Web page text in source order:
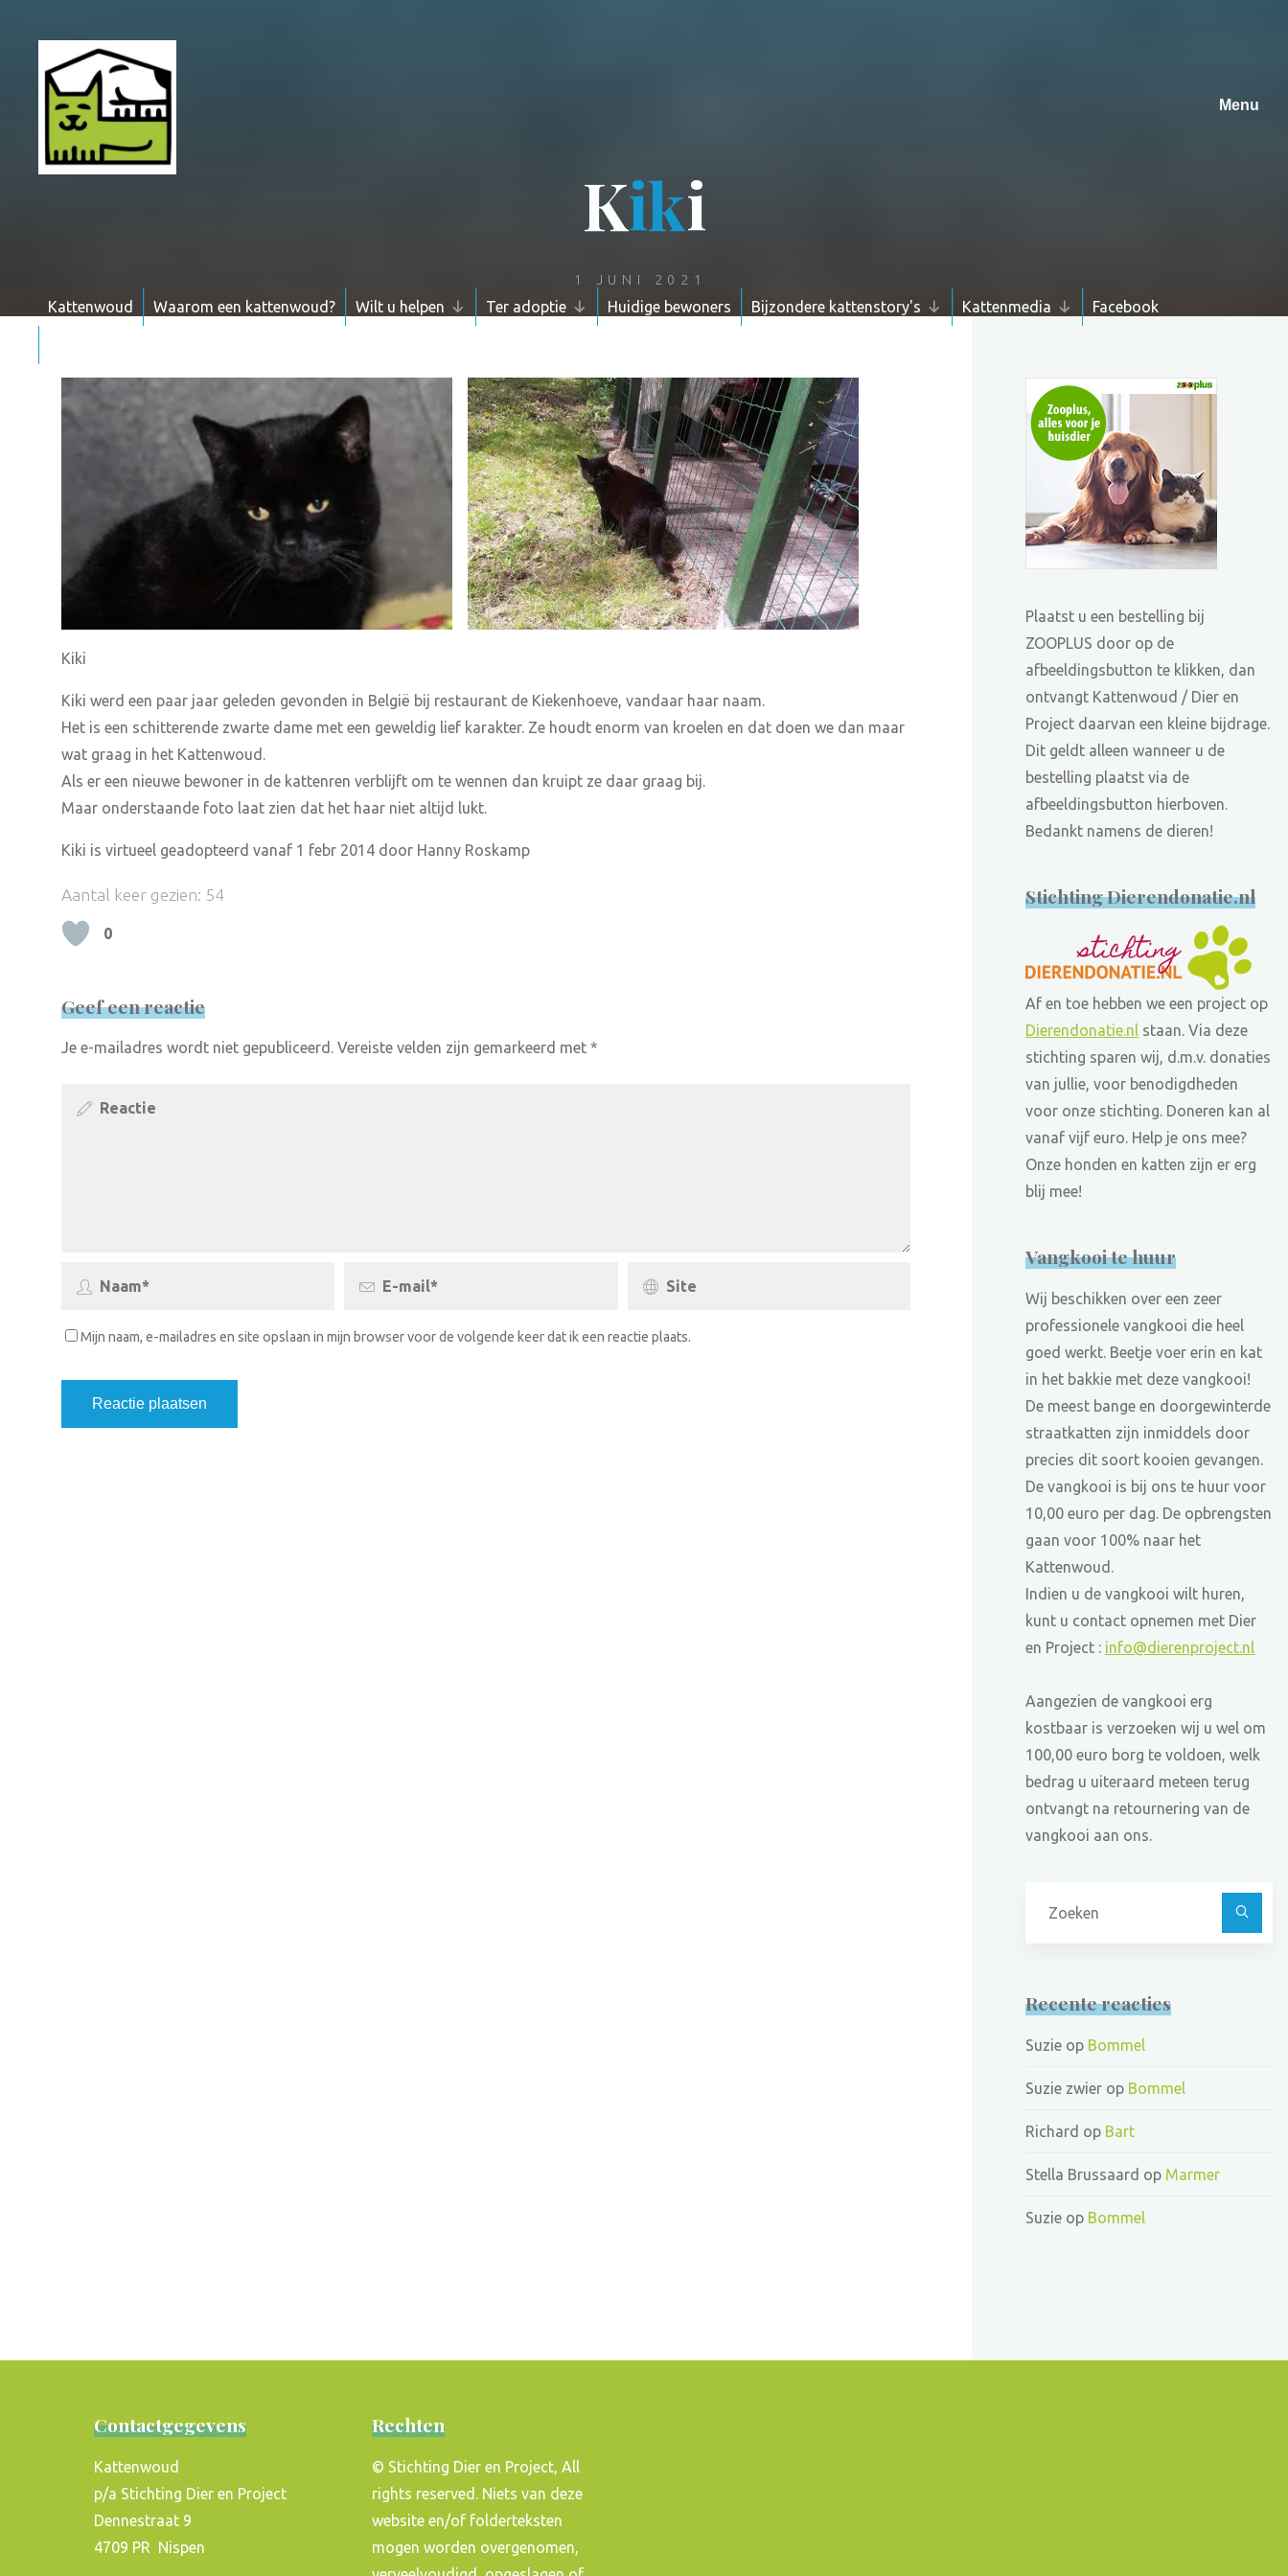
Kattenwoud Waarom een kattenwoud? Wilt u helpen Ter adoptie Huidige bewoners Bijzondere kattenstory's Kattenmedia Facebook
Kiki
1 JUNI 2021
Kiki
Kiki werd een paar jaar geleden gevonden in België bij restaurant de Kiekenhoeve, vandaar haar naam.
Het is een schitterende zwarte dame met een geweldig lief karakter. Ze houdt enorm van kroelen en dat doen we dan maar
wat graag in het Kattenwoud.
Als er een nieuwe bewoner in de kattenren verblijft om te wennen dan kruipt ze daar graag bij.
Maar onderstaande foto laat zien dat het haar niet altijd lukt.
Kiki is virtueel geadopteerd vanaf 1 febr 2014 door Hanny Roskamp
Aantal keer gezien: 54
0
Geef een reactie
Je e-mailadres wordt niet gepubliceerd. Vereiste velden zijn gemarkeerd met *
Mijn naam, e-mailadres en site opslaan in mijn browser voor de volgende keer dat ik een reactie plaats.
Plaatst u een bestelling bij
ZOOPLUS door op de
afbeeldingsbutton te klikken, dan
ontvangt Kattenwoud / Dier en
Project daarvan een kleine bijdrage.
Dit geldt alleen wanneer u de
bestelling plaatst via de
afbeeldingsbutton hierboven.
Bedankt namens de dieren!
Stichting Dierendonatie.nl
Af en toe hebben we een project op
Dierendonatie.nl staan. Via deze
stichting sparen wij, d.m.v. donaties
van jullie, voor benodigdheden
voor onze stichting. Doneren kan al
vanaf vijf euro. Help je ons mee?
Onze honden en katten zijn er erg
blij mee!
Vangkooi te huur
Wij beschikken over een zeer
professionele vangkooi die heel
goed werkt. Beetje voer erin en kat
in het bakkie met deze vangkooi!
De meest bange en doorgewinterde
straatkatten zijn inmiddels door
precies dit soort kooien gevangen.
De vangkooi is bij ons te huur voor
10,00 euro per dag. De opbrengsten
gaan voor 100% naar het
Kattenwoud.
Indien u de vangkooi wilt huren,
kunt u contact opnemen met Dier
en Project : info@dierenproject.nl
Aangezien de vangkooi erg
kostbaar is verzoeken wij u wel om
100,00 euro borg te voldoen, welk
bedrag u uiteraard meteen terug
ontvangt na retournering van de
vangkooi aan ons.
Recente reacties
Suzie op Bommel
Suzie zwier op Bommel
Richard op Bart
Stella Brussaard op Marmer
Suzie op Bommel
Contactgegevens
Kattenwoud
p/a Stichting Dier en Project
Dennestraat 9
4709 PR Nispen
Rechten
© Stichting Dier en Project, All
rights reserved. Niets van deze
website en/of folderteksten
mogen worden overgenomen,